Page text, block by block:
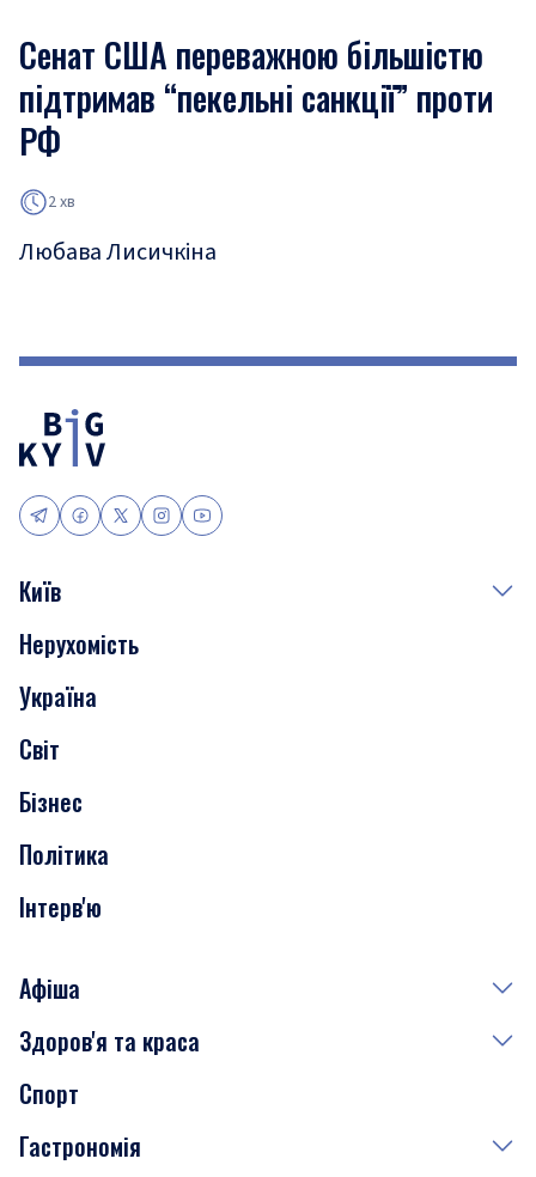
Сенат США переважною більшістю
підтримав “пекельні санкції” проти
РФ
2 хв
Любава Лисичкіна
Київ
Події
Скандали
Нерухомість
Транспорт
Нерухомість
Україна
Світ
Бізнес
Політика
Інтерв'ю
Афіша
Сьогодні
Завтра
Субота
Здоров'я та краса
Медицина
Краса
Спорт
Гастрономія